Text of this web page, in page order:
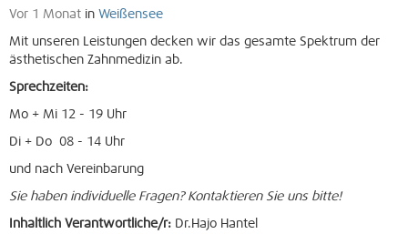
Vor 1 Monat in Weißensee
Mit unseren Leistungen decken wir das gesamte Spektrum der
ästhetischen Zahnmedizin ab.
Sprechzeiten:
Mo + Mi 12 - 19 Uhr
Di + Do 08 - 14 Uhr
und nach Vereinbarung
Sie haben individuelle Fragen? Kontaktieren Sie uns bitte!
Inhaltlich Verantwortliche/r: Dr.Hajo Hantel